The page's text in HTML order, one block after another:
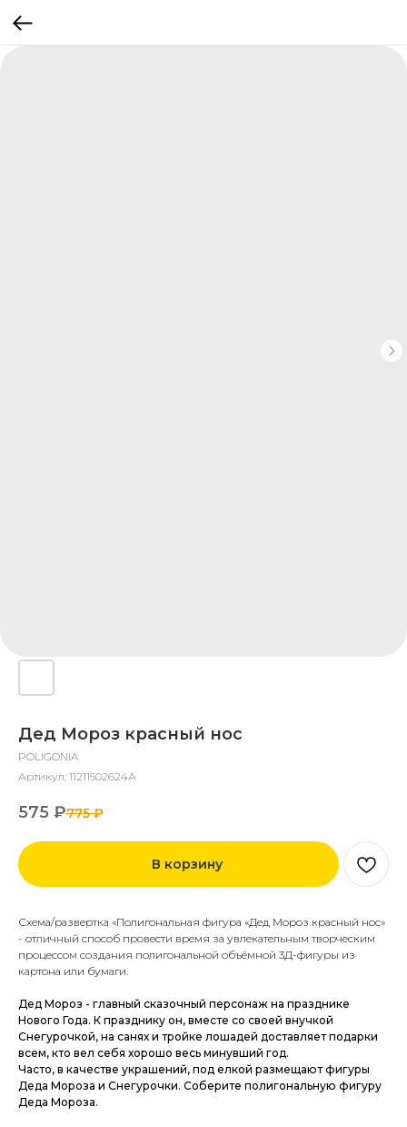
Дед Мороз красный нос
POLIGONIA
Артикул: 11211502624А
575 ₽775 ₽
В корзину
Схема/развертка «Полигональная фигура «Дед Мороз красный нос»
- отличный способ провести время за увлекательным творческим
процессом создания полигональной объёмной 3Д-фигуры из
картона или бумаги.
Дед Мороз - главный сказочный персонаж на празднике
Нового Года. К празднику он, вместе со своей внучкой
Снегурочкой, на санях и тройке лошадей доставляет подарки
всем, кто вел себя хорошо весь минувший год.
Часто, в качестве украшений, под елкой размещают фигуры
Деда Мороза и Снегурочки. Соберите полигональную фигуру
Деда Мороза.